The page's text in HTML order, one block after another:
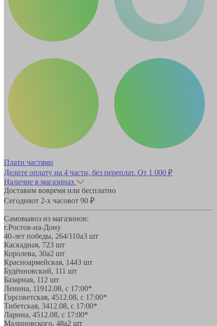
Плати частями
Делите оплату на 4 части, без переплат. От 1 000 ₽
Наличие в магазинах
Доставим вовремя или бесплатно
Сегодняот 2-х часовот 90 ₽
Самовывоз из магазинов:
г.Ростов-на-Дону
40-лет победы, 264/110а3 шт
Каскадная, 723 шт
Королева, 30а2 шт
Красноармейская, 1443 шт
Будённовский, 111 шт
Базарная, 11 2 шт
Ленина, 11912.08, с 17:00*
Горсоветская, 4512.08, с 17:00*
Тибетская, 3412.08, с 17:00*
Ларина, 4512.08, с 17:00*
Малиновского, 48а2 шт